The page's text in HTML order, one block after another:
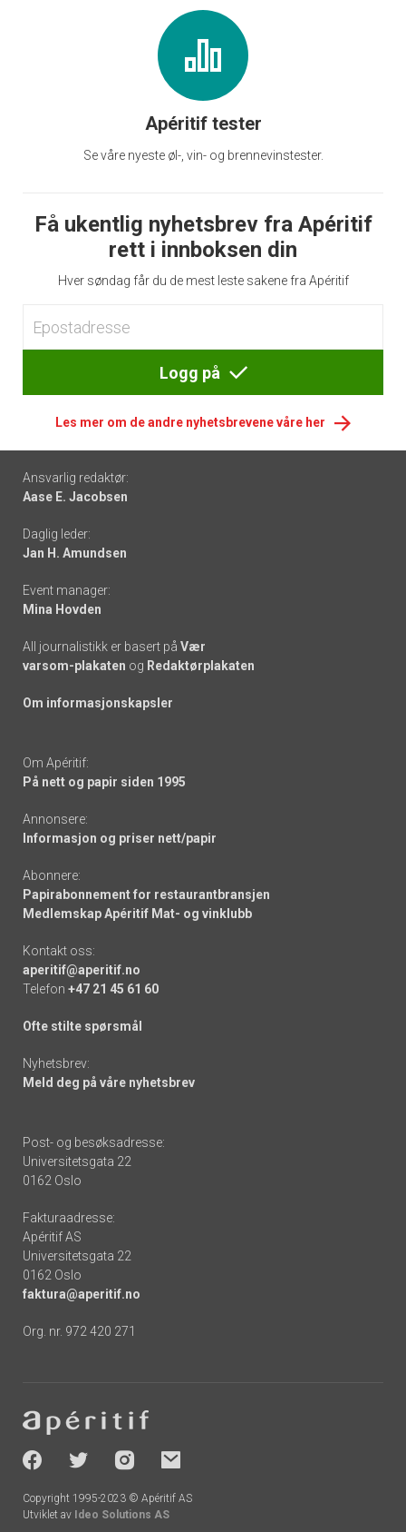
Apéritif tester
Se våre nyeste øl-, vin- og brennevinstester.
Få ukentlig nyhetsbrev fra Apéritif
rett i innboksen din
Hver søndag får du de mest leste sakene fra Apéritif
Logg på
Les mer om de andre nyhetsbrevene våre her
Footer
-
links
Ansvarlig redaktør:
Aase E. Jacobsen
Daglig leder:
Jan H. Amundsen
Event manager:
Mina Hovden
All journalistikk er basert på Vær
varsom-plakaten og Redaktørplakaten
Om informasjonskapsler
Om Apéritif:
På nett og papir siden 1995
Annonsere:
Informasjon og priser nett/papir
Abonnere:
Papirabonnement for restaurantbransjen
Medlemskap Apéritif Mat- og vinklubb
Kontakt oss:
aperitif@aperitif.no
Telefon +47 21 45 61 60
Ofte stilte spørsmål
Nyhetsbrev:
Meld deg på våre nyhetsbrev
Post- og besøksadresse:
Universitetsgata 22
0162 Oslo
Fakturaadresse:
Apéritif AS
Universitetsgata 22
0162 Oslo
faktura@aperitif.no
Org. nr. 972 420 271
-
socials
Copyright 1995-2023 © Apéritif AS
Utviklet av Ideo Solutions AS